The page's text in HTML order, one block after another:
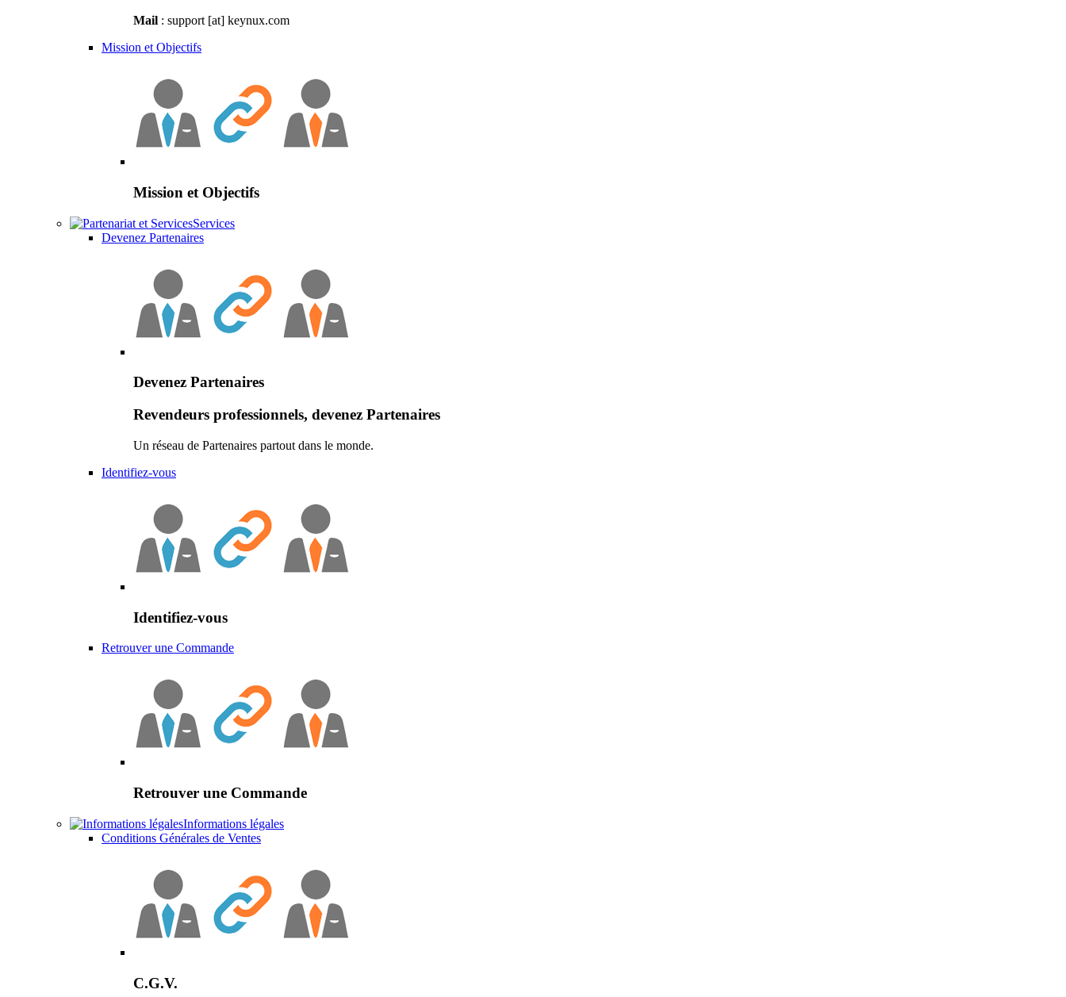
Mail : support [at] keynux.com
Mission et Objectifs
Mission et Objectifs
Services
Devenez Partenaires
Devenez Partenaires
Revendeurs professionnels, devenez Partenaires
Un réseau de Partenaires partout dans le monde.
Identifiez-vous
Identifiez-vous
Retrouver une Commande
Retrouver une Commande
Informations légales
Conditions Générales de Ventes
C.G.V.